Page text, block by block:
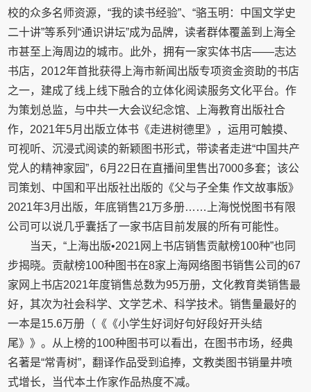
校的众多名师资源，“我的读书经验”、“骆玉明：中国文学史
二十讲”等系列“通识讲坛”成为品牌，读者群体覆盖到上海全
市甚至上海周边的城市。此外，拥有一家实体书店——志达
书店，2012年首批获得上海市新闻出版专项资金资助的书店
之一，建成了线上线下融合的立体化阅读服务文化平台。作
为策划总监，与中共一大会议纪念馆、上海教育出版社合
作，2021年5月出版立体书《走进树德里》，运用可触摸、
可视听、沉浸式阅读的新颖图书形式，带读者走进“中国共产
党人的精神家园”，6月22日在直播间里售出7000多套；该公
司策划、中国和平出版社出版的《父与子全集 作文故事版》
2021年3月出版，年底销售21万多册……上海悦悦图书有限
公司可以说几乎囊括了一家书店目前发展的所有可能性。
当天，“上海出版•2021网上书店销售贡献榜100种”也同
步揭晓。贡献榜100种图书在8家上海网络图书销售公司的67
家网上书店2021年度销售总数为95万册，文化教育类销售最
好，其次为社会科学、文学艺术、科学技术。销售量最好的
一本是15.6万册（《《小学生好词好句好段好开头结
尾》》。从上榜的100种图书可以看出，在图书市场，经典
名著是“常青树”，翻译作品受到追捧，文教类图书销量井喷
式增长，当代本土作家作品热度不减。